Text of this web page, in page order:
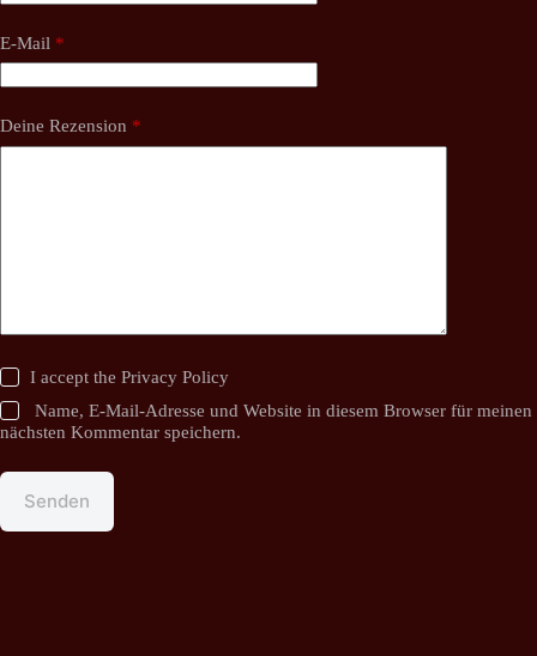
E-Mail *
Deine Rezension *
I accept thePrivacy Policy
Name, E-Mail-Adresse und Website in diesem Browser für meinen
nächsten Kommentar speichern.
Senden